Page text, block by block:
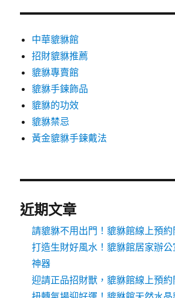
中華貔貅館
招財貔貅推薦
貔貅專賣館
貔貅手鍊飾品
貔貅的功效
貔貅禁忌
黃金貔貅手鍊戴法
近期文章
請貔貅不用出門！貔貅館線上預約
打造生財好風水！貔貅館居家辦
神器
迎請正品招財獸，貔貅館線上預